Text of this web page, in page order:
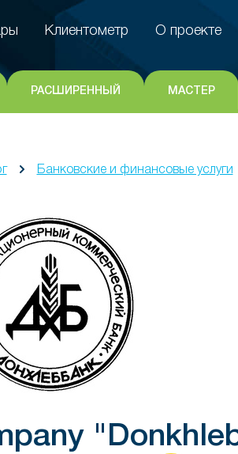
Клиентометр
Клиентометр О проекте
РАСШИРЕННЫЙ МАСТЕР
Банковские и финансовые услуги